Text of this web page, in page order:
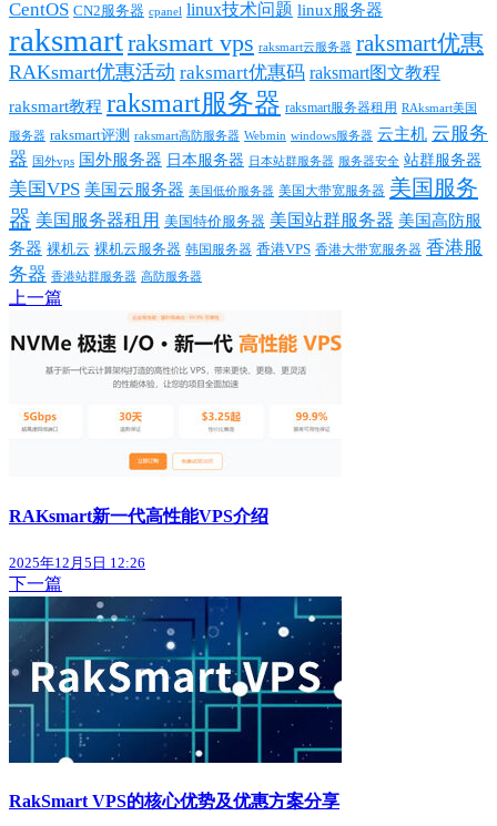
CentOS CN2服务器 cpanel linux技术问题 linux服务器
raksmartraksmart vps raksmart云服务器 raksmart优惠
RAKsmart优惠活动 raksmart优惠码 raksmart图文教程
raksmart教程 raksmart服务器 raksmart服务器租用 RAksmart美国
服务器 raksmart评测 raksmart高防服务器 Webmin windows服务器 云主机 云服务
器 国外vps 国外服务器 日本服务器 日本站群服务器 服务器安全 站群服务器
美国VPS 美国云服务器 美国低价服务器 美国大带宽服务器 美国服务
器 美国服务器租用 美国特价服务器 美国站群服务器 美国高防服
务器 裸机云 裸机云服务器 韩国服务器 香港VPS 香港大带宽服务器 香港服
务器 香港站群服务器 高防服务器
上一篇
RAKsmart新一代高性能VPS介绍
2025年12月5日 12:26
下一篇
RakSmart VPS的核心优势及优惠方案分享